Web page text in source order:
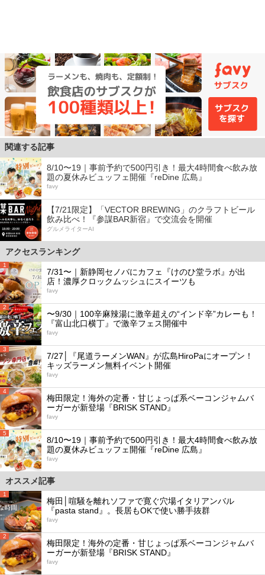
関連する記事
8/10〜19｜事前予約で500円引き！最大4時間食べ飲み放
題の夏休みビュッフェ開催『reDine 広島』
favy
【7/21限定】「VECTOR BREWING」のクラフトビール
飲み比べ！『参謀BAR新宿』で交流会を開催
グルメライターAI
アクセスランキング
1
7/31〜｜新静岡セノバにカフェ『けのひ堂ラボ』が出
店！濃厚クロックムッシュにスイーツも
favy
2
〜9/30｜100辛麻辣湯に激辛超えの“インド辛”カレーも！
『富山北口横丁』で激辛フェス開催中
favy
3
7/27│『尾道ラーメンWAN』が広島HiroPaにオープン！
キッズラーメン無料イベント開催
favy
4
梅田限定！海外の定番・甘じょっぱ系ベーコンジャムバ
ーガーが新登場『BRISK STAND』
favy
5
8/10〜19｜事前予約で500円引き！最大4時間食べ飲み放
題の夏休みビュッフェ開催『reDine 広島』
favy
オススメ記事
1
梅田│喧騒を離れソファで寛ぐ穴場イタリアンバル
『pasta stand』。長居もOKで使い勝手抜群
favy
2
梅田限定！海外の定番・甘じょっぱ系ベーコンジャムバ
ーガーが新登場『BRISK STAND』
favy